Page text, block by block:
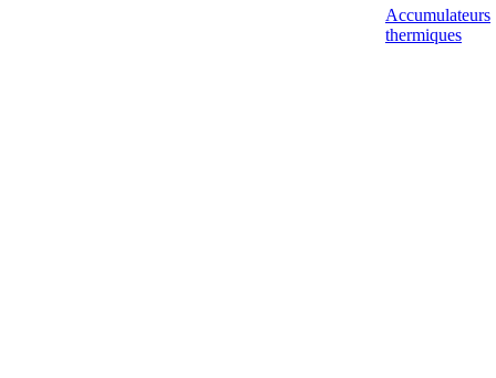
Accumulateurs
thermiques